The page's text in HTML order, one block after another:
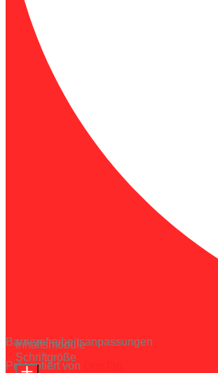
Barrierefreiheitsanpassungen
Präsentiert von
Inhaltsmodule
Schriftgröße